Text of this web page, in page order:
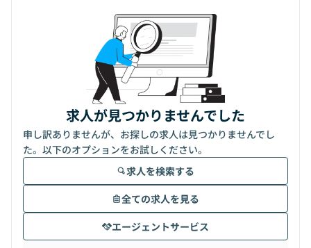
求人が見つかりませんでした
申し訳ありませんが、お探しの求人は見つかりませんでし
た。以下のオプションをお試しください。
求人を検索する
全ての求人を見る
エージェントサービス